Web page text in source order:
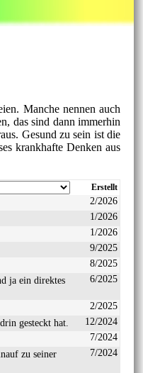
Manche nennen auch
das sind dann immerhin
Gesund zu sein ist die
krankhafte Denken aus
Erstellt
2/2026
1/2026
1/2026
9/2025
8/2025
ja ein direktes
6/2025
2/2025
gesteckt hat.
12/2024
7/2024
zu seiner
7/2024